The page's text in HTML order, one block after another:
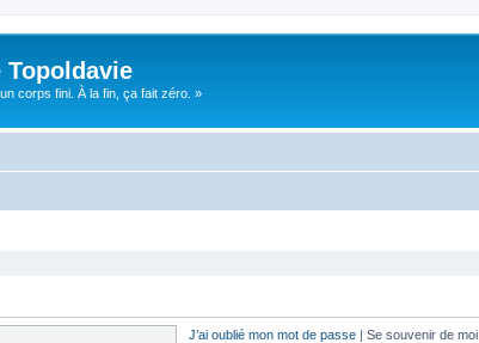
corps fini. À la fin, ça fait zéro. »
J’ai oublié mon mot de passe | Se souvenir de moi